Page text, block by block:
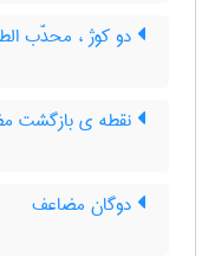
دو کوژ ، محدّب
نقطه ی بازگشت
دوگان مضاعف